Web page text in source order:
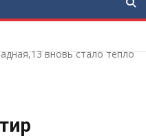
вновь стало тепло